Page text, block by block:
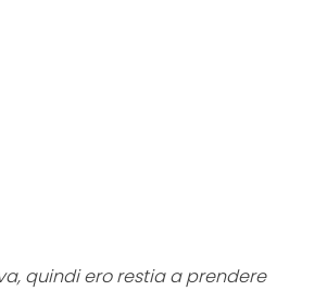
quindi ero restia a prendere